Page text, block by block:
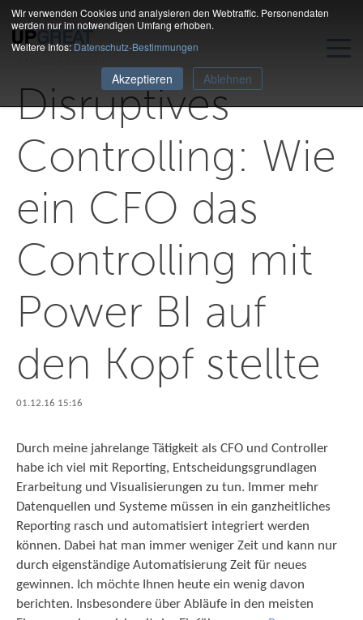
Wir verwenden Cookies und analysieren den Webtraffic. Personendaten
werden nur im notwendigen Umfang erhoben.
Weitere Infos:Datenschutz-Bestimmungen
Akzeptieren Ablehnen
Disruptives
Controlling: Wie
ein CFO das
Controlling mit
Power BI auf
den Kopf stellte
01.12.16 15:16
Durch meine jahrelange Tätigkeit als CFO und Controller
habe ich viel mit Reporting, Entscheidungsgrundlagen
Erarbeitung und Visualisierungen zu tun. Immer mehr
Datenquellen und Systeme müssen in ein ganzheitliches
Reporting rasch und automatisiert integriert werden
können. Dabei hat man immer weniger Zeit und kann nur
durch eigenständige Automatisierung Zeit für neues
gewinnen. Ich möchte Ihnen heute ein wenig davon
berichten. Insbesondere über Abläufe in den meisten